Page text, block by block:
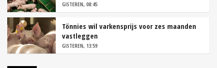
GISTEREN, 08:45
Tönnies wil varkensprijs voor zes maanden
vastleggen
GISTEREN, 13:59